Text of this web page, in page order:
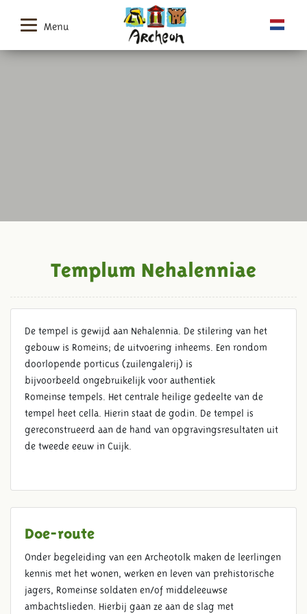
Menu
TEMPLUM NEHALENNIAE
Templum Nehalenniae
De tempel is gewijd aan Nehalennia. De stilering van het
gebouw is Romeins; de uitvoering inheems. Een rondom
doorlopende porticus (zuilengalerij) is
bijvoorbeeld ongebruikelijk voor authentiek
Romeinse tempels. Het centrale heilige gedeelte van de
tempel heet cella. Hierin staat de godin. De tempel is
gereconstrueerd aan de hand van opgravingsresultaten uit
de tweede eeuw in Cuijk.
Doe-route
Onder begeleiding van een Archeotolk maken de leerlingen
kennis met het wonen, werken en leven van prehistorische
jagers, Romeinse soldaten en/of middeleeuwse
ambachtslieden. Hierbij gaan ze aan de slag met